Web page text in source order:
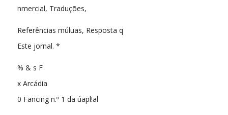
nmercial, Traduções,
Referências múluas, Resposta q
Este jornal. *
% & s F
x Arcádia
0 Fancing n.º 1 da úapl!al